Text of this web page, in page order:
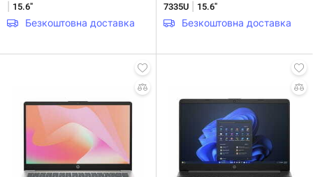
15.6"
Безкоштовна доставка
7335U
15.6"
Безкоштовна доставка